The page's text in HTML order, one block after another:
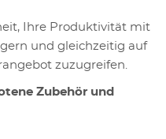
Ihre Produktivität mit
und gleichzeitig auf
zuzugreifen.
Zubehör und